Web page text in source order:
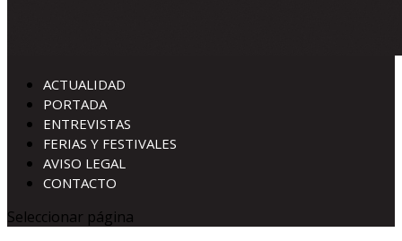
ACTUALIDAD
PORTADA
ENTREVISTAS
FERIAS Y FESTIVALES
AVISO LEGAL
CONTACTO
Seleccionar página